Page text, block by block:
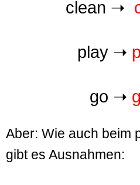
clean ➝
play ➝
go ➝
Aber: Wie auch beim
gibt es Ausnahmen: